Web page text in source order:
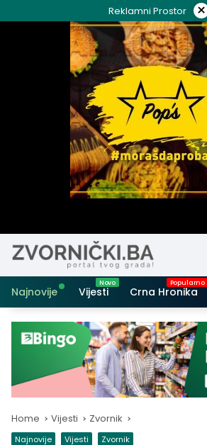
to
Reklamni Prostor ×
Najnovije Vijesti Crna Hronika
Home Vijesti Zvornik
Najnovije Vijesti Zvornik